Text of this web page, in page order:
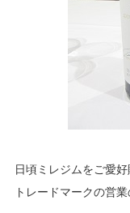
日頃ミレジムをご愛
トレードマークの営業